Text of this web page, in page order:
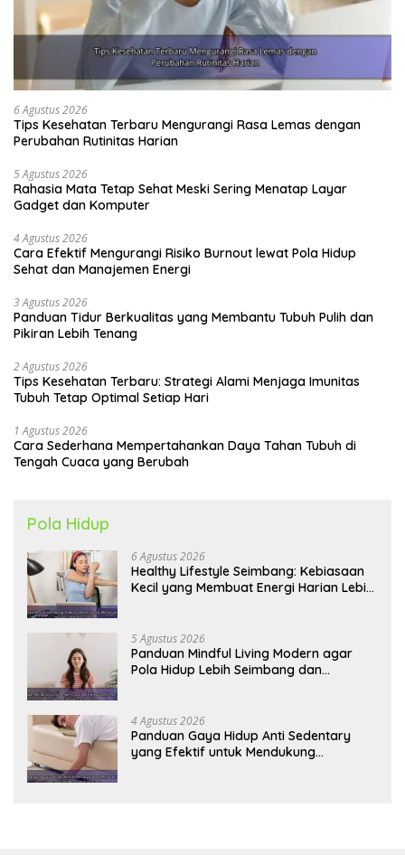
6 Agustus 2026
Tips Kesehatan Terbaru Mengurangi Rasa Lemas dengan
Perubahan Rutinitas Harian
5 Agustus 2026
Rahasia Mata Tetap Sehat Meski Sering Menatap Layar
Gadget dan Komputer
4 Agustus 2026
Cara Efektif Mengurangi Risiko Burnout lewat Pola Hidup
Sehat dan Manajemen Energi
3 Agustus 2026
Panduan Tidur Berkualitas yang Membantu Tubuh Pulih dan
Pikiran Lebih Tenang
2 Agustus 2026
Tips Kesehatan Terbaru: Strategi Alami Menjaga Imunitas
Tubuh Tetap Optimal Setiap Hari
1 Agustus 2026
Cara Sederhana Mempertahankan Daya Tahan Tubuh di
Tengah Cuaca yang Berubah
Pola Hidup
6 Agustus 2026
Healthy Lifestyle Seimbang: Kebiasaan
Kecil yang Membuat Energi Harian Lebih
5 Agustus 2026
Panduan Mindful Living Modern agar
Pola Hidup Lebih Seimbang dan
4 Agustus 2026
Panduan Gaya Hidup Anti Sedentary
yang Efektif untuk Mendukung